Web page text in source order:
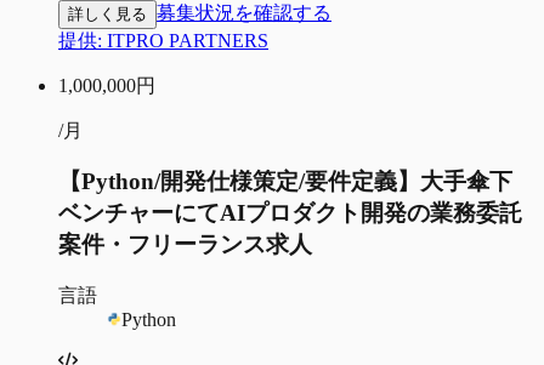
詳しく見る 募集状況を確認する
提供: ITPRO PARTNERS
1,000,000円
/月
【Python/開発仕様策定/要件定義】大手傘下
ベンチャーにてAIプロダクト開発の業務委託
案件・フリーランス求人
言語
Python